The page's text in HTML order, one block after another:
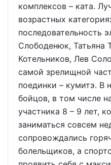
комплексов – ката.
возрастных
последовательность
Слободенюк, Татьяна
Котельников, Лев
самой зрелищной
поединки – кумитэ. В
бойцов, в том числе
участника 8 – 9 лет,
заниматься совсем
сопровождались
болельщиков, а